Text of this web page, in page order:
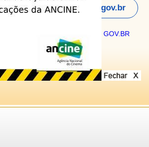
Entrar com gov.br
Saiba mais sobre GOV.BR